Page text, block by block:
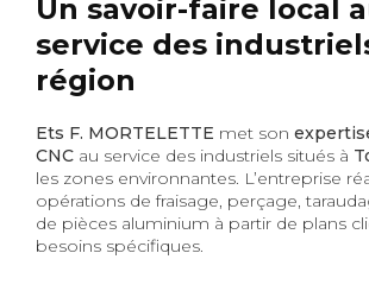
Un savoir-faire local
service des
région
Ets F. MORTELETTE met son
CNC au service des industriels situés à
les zones environnantes. L’entreprise
opérations de fraisage, perçage,
de pièces aluminium à partir de plans
besoins spécifiques.